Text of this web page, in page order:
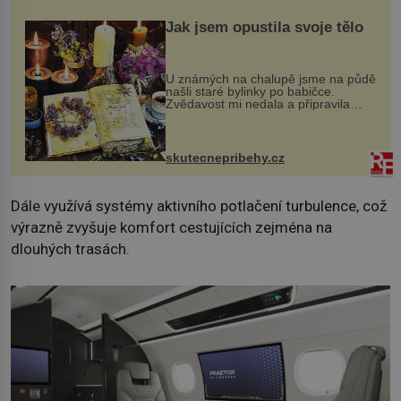
Jak jsem opustila svoje tělo
U známých na chalupě jsme na půdě
našli staré bylinky po babičce.
Zvědavost mi nedala a připravila
jsem si z nich lektvar… Zimní pobyt
na chalupě se pro mě vlastní vinou
změnil v děsivý zážitek, na kt...
skutecnepribehy.cz
Dále využívá systémy aktivního potlačení turbulence, což
výrazně zvyšuje komfort cestujících zejména na
dlouhých trasách.